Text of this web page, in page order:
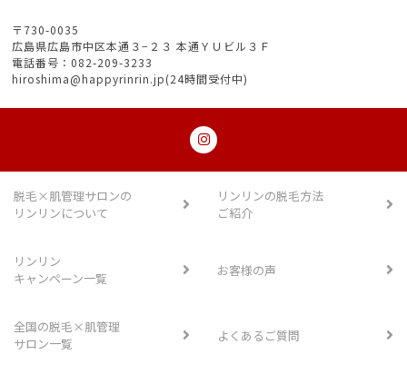
〒730-0035
広島県広島市中区本通３−２３ 本通ＹＵビル３Ｆ
電話番号：082-209-3233
hiroshima@happyrinrin.jp(24時間受付中)
脱毛×肌管理サロンの
リンリンについて
リンリンの脱毛方法
ご紹介
リンリン
キャンペーン一覧
お客様の声
全国の脱毛×肌管理
サロン一覧
よくあるご質問